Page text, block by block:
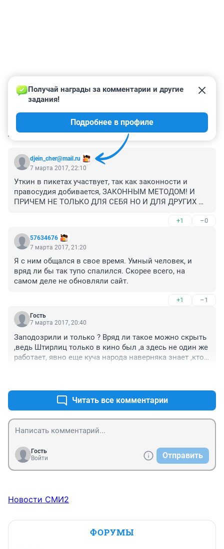
КОММЕНТАРИИ 54
djein_cher@mail.ru
Получай награды за комментарии и другие
задания!
Подробнее в профиле
7 марта 2017, 22:10
Уткин в пикетах участвует, так как законности и
правосудия добивается, ЗАКОННЫМ МЕТОДОМ! И
ПРИЧЕМ НЕ ТОЛЬКО ДЛЯ СЕБЯ НО И ДЛЯ ДРУГИХ
+1 –0
57634676
7 марта 2017, 21:20
Я с ним общался в свое время. Умный человек, и
вряд ли бы так тупо спалился. Скорее всего, на
самом деле не обновляли сайт.
+1 –1
Гость
7 марта 2017, 20:40
Заподозрили и только ? Вряд ли такое можно скрыть
,ведь Штирлиц только в кино был ,а здесь не один же
работает, явно еще куча народа наверняка знает ,кто
Читать все комментарии
Гость
Войти
Отправить
Новости СМИ2
ФОРУМЫ